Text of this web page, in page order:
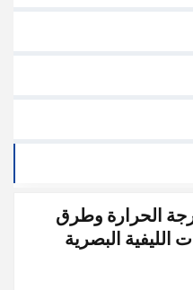
الحرارة وطرق
البصرية